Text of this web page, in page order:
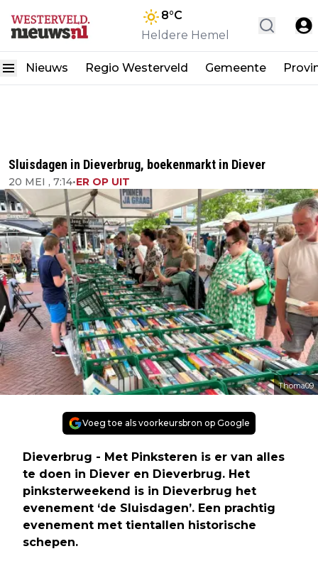
8°C
Heldere Hemel
Nieuws Regio Westerveld Gemeente
Sluisdagen in Dieverbrug, boekenmarkt in Diever
20 MEI , 7:14•ER OP UIT
Thoma09
Voeg toe als voorkeursbron op Google
Dieverbrug - Met Pinksteren is er van alles
te doen in Diever en Dieverbrug. Het
pinksterweekend is in Dieverbrug het
evenement ‘de Sluisdagen’. Een prachtig
evenement met tientallen historische
schepen.